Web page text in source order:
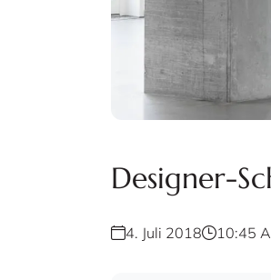
Designer-
4. Juli 2018 10:45